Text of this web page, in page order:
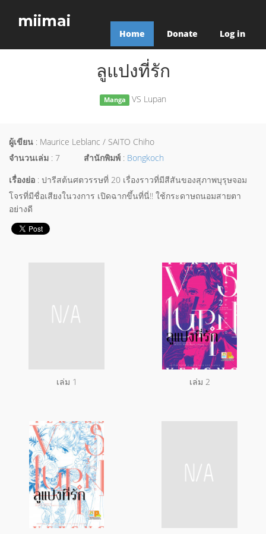
miimai
Home Donate Log in
ลูแปงที่รัก
Manga VS Lupan
ผู้เขียน : Maurice Leblanc / SAITO Chiho
จำนวนเล่ม : 7 สำนักพิมพ์ : Bongkoch
เรื่องย่อ : ปารีสต้นศตวรรษที่ 20 เรื่องราวที่มีสีสันของสุภาพบุรุษจอม
โจรที่มีชื่อเสียงในวงการ เปิดฉากขึ้นที่นี่!! ใช้กระดาษถนอมสายตา
อย่างดี
เล่ม 1 เล่ม 2